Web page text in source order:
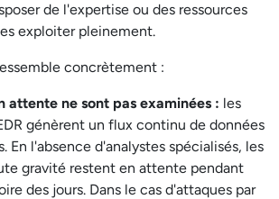
de l'expertise ou des ressources
exploiter pleinement.
concrètement :
attente ne sont pas examinées : les
génèrent un flux continu de données
En l'absence d'analystes spécialisés, les
gravité restent en attente pendant
des jours. Dans le cas d'attaques par